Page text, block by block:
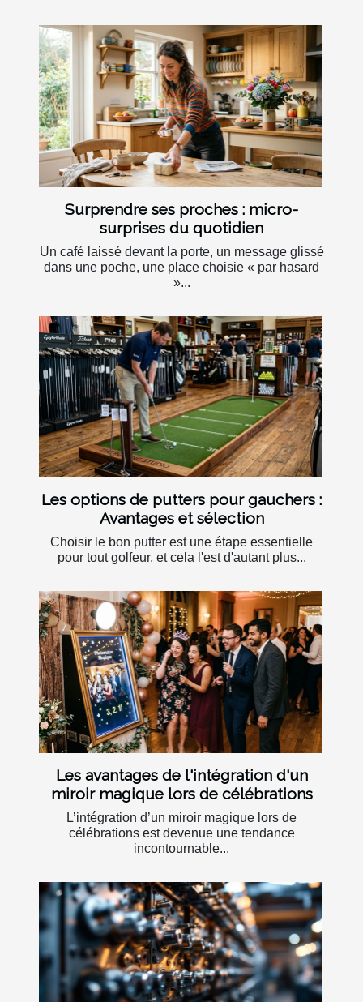
Surprendre ses proches : micro-
surprises du quotidien
Un café laissé devant la porte, un message glissé
dans une poche, une place choisie « par hasard
»...
Les options de putters pour gauchers :
Avantages et sélection
Choisir le bon putter est une étape essentielle
pour tout golfeur, et cela l'est d'autant plus...
Les avantages de l'intégration d'un
miroir magique lors de célébrations
L’intégration d’un miroir magique lors de
célébrations est devenue une tendance
incontournable...